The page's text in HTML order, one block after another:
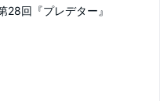
28回『プレデター』